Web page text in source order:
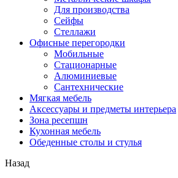
Для производства
Сейфы
Стеллажи
Офисные перегородки
Мобильные
Стационарные
Алюминиевые
Сантехнические
Мягкая мебель
Аксессуары и предметы интерьера
Зона ресепшн
Кухонная мебель
Обеденные столы и стулья
Назад